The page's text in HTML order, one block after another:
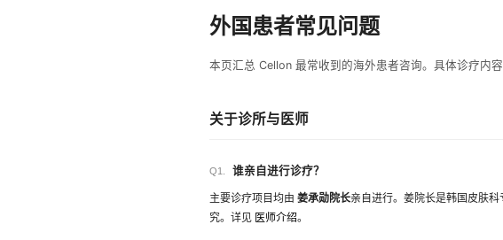
外国患者常见问题
本页汇总 Cellon 最常收到的海外患者咨询。具体诊疗内
关于诊所与医师
Q1. 谁亲自进行诊疗？
主要诊疗项目均由 姜承勋院长亲自进行。姜院长是韩国皮肤
究。详见 医师介绍。